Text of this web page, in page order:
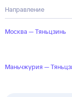
Направление
Москва — Тяньцзинь
Маньчжурия —